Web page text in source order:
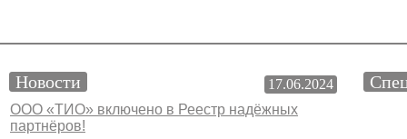
Новости
17.06.2024
ООО «ТИО» включено в Реестр надёжных
партнёров!